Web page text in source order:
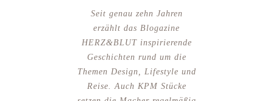
Seit genau zehn Jahren
erzählt das Blogazine
HERZ&BLUT inspirierende
Geschichten rund um die
Themen Design, Lifestyle und
Reise. Auch KPM Stücke